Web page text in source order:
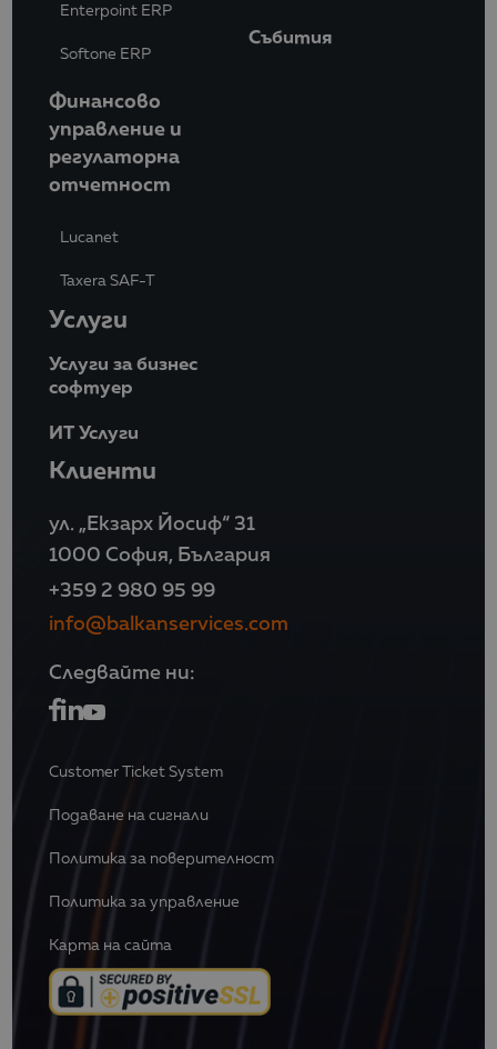
Enterpoint ERP
Softone ERP
Финансово
управление и
регулаторна
отчетност
Lucanet
Taxera SAF-T
Услуги
Услуги за бизнес
софтуер
ИТ Услуги
Клиенти
Събития
ул. „Екзарх Йосиф“ 31
1000 София, България
+359 2 980 95 99
info@balkanservices.com
Следвайте ни:
Customer Ticket System
Подаване на сигнали
Политика за поверителност
Политика за управление
Карта на сайта